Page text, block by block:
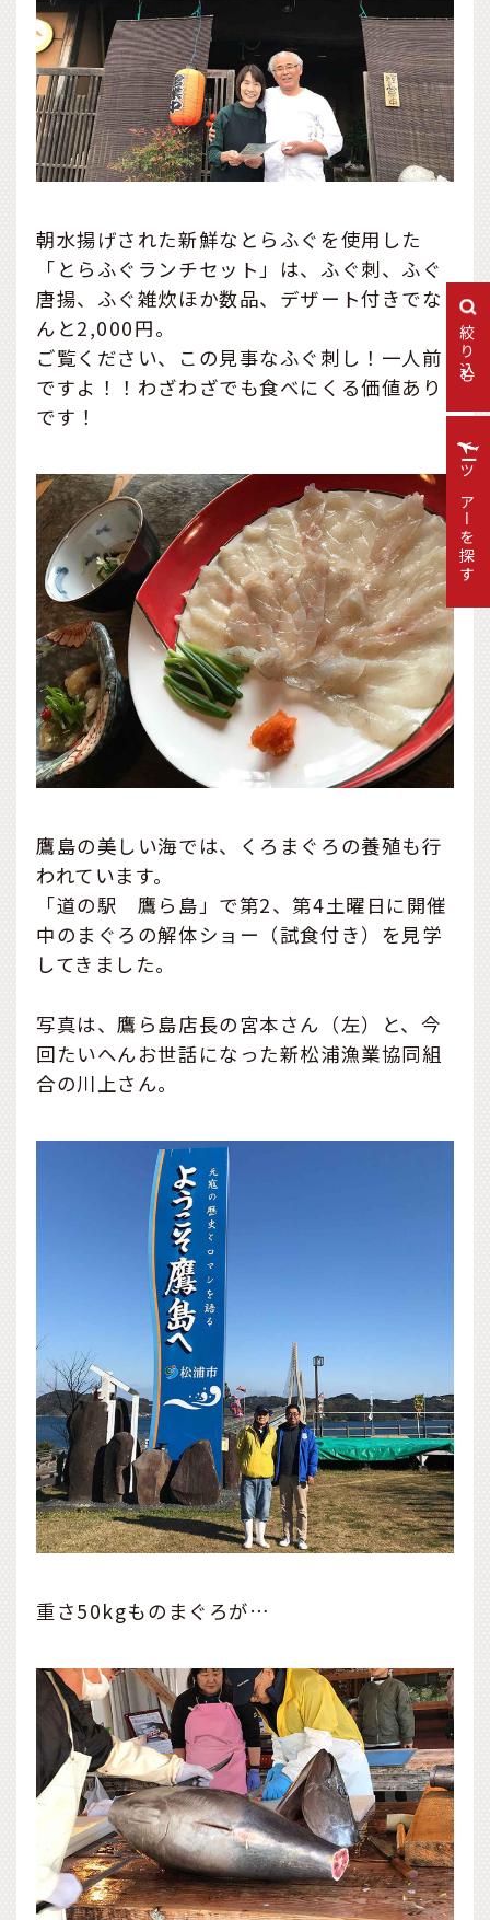
絞り込む
朝水揚げされた新鮮なとらふぐを使用した
「とらふぐランチセット」は、ふぐ刺、ふぐ
唐揚、ふぐ雑炊ほか数品、デザート付きでな
んと2,000円。
ご覧ください、この見事なふぐ刺し！一人前
ですよ！！わざわざでも食べにくる価値あり
です！
鷹島の美しい海では、くろまぐろの養殖も行
われています。
「道の駅 鷹ら島」で第2、第4土曜日に開催
中のまぐろの解体ショー（試食付き）を見学
してきました。
写真は、鷹ら島店長の宮本さん（左）と、今
回たいへんお世話になった新松浦漁業協同組
合の川上さん。
重さ50kgものまぐろが…
ツアーを探す